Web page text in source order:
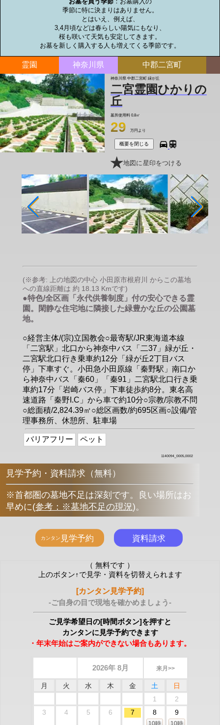
季節に特に決まりはありません。
とはいえ、例えば、
3,4月頃などは春らしい陽気にもなり、
桜も咲いて天気も安定してきます。
お墓を新しく購入する人も増えてくる季節です。
霊園 神奈川県 中郡二宮町
神奈川県 中郡二宮町 緑が丘
二宮霊園ひかりの
丘
墓所使用料 0.8㎡
29 万円より
概要を閉じる
地図に星印をつける
(※参考: 上の地図の中心 小田原市根府川 からこの墓地
への直線距離は 約 18.13 Kmです)
●特色/全区画「永代供養制度」付の安心できる霊
園。閑静な住宅地に隣接した緑豊かな丘の公園墓
地。
○経営主体/(宗)立国教会○最寄駅/JR東海道本線
「二宮駅」北口から神奈中バス「二37」緑が丘・
二宮駅北口行き乗車約12分「緑が丘2丁目バス
停」下車すぐ。小田急小田原線「秦野駅」南口か
ら神奈中バス「秦60」「秦91」二宮駅北口行き乗
車約17分「岩崎バス停」下車徒歩約8分。東名高
速道路「秦野I.C」から車で約10分○宗教/宗教不問
○総面積/2,824.39㎡○総区画数/約695区画○設備/管
理事務所、休憩所、駐車場
バリアフリー ペット
1140094_0005,0002
見学予約・資料請求（無料）
※首都圏の墓地不足は深刻です。良い場所はお
早めに(参考：※墓地不足の現況)。
（ 無料です ）
上のボタン↑で見学・資料を切替えられます
[カンタン見学予約]
-ご自身の目で現地を確かめましょう-
ご見学希望日の[時間ボタン]を押すと
カンタンに見学予約できます
・年末年始はご案内ができない場合もあります。
2026年 8月 来月>>
月 火 水 木 金 土
日
1
2
3
4 5 6 7 8 9